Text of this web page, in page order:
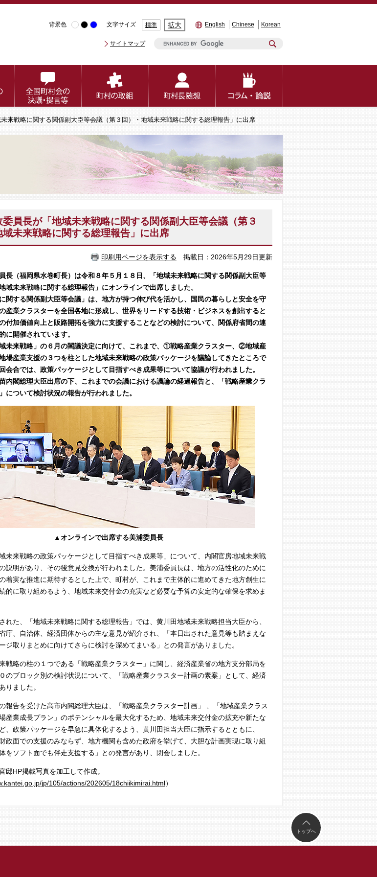
背景色 文字サイズ 標準 拡大 English Chinese Korean
サイトマップ
来戦略に関する関係副大臣等会議（第３回）・地域未来戦略に関する総理報告」に出席
委員長が「地域未来戦略に関する関係副大臣等会議（第３
域未来戦略に関する総理報告」に出席
印刷用ページを表示する 掲載日：2026年5月29日更新
長（福岡県水巻町長）は令和８年５月１８日、「地域未来戦略に関する関係副大臣等
域未来戦略に関する総理報告」にオンラインで出席しました。
関する関係副大臣等会議」は、地方が持つ伸び代を活かし、国民の暮らしと安全を守
産業クラスターを全国各地に形成し、世界をリードする技術・ビジネスを創出すると
付加価値向上と販路開拓を強力に支援することなどの検討について、関係府省間の連
に開催されています。
未来戦略」の６月の閣議決定に向けて、これまで、①戦略産業クラスター、②地域産
場産業支援の３つを柱とした地域未来戦略の政策パッケージを議論してきたところで
会合では、政策パッケージとして目指すべき成果等について協議が行われました。
内閣総理大臣出席の下、これまでの会議における議論の経過報告と、「戦略産業クラ
について検討状況の報告が行われました。
​▲オンラインで出席する美浦委員長
未来戦略の政策パッケージとして目指すべき成果等」について、内閣官房地域未来戦
説明があり、その後意見交換が行われました。美浦委員長は、地方の活性化のために
着実な推進に期待するとした上で、町村が、これまで主体的に進めてきた地方創生に
的に取り組めるよう、地域未来交付金の充実など必要な予算の安定的な確保を求めま
れた、「地域未来戦略に関する総理報告」では、黄川田地域未来戦略担当大臣から、
庁、自治体、経済団体からの主な意見が紹介され、「本日出された意見等も踏まえな
ジ取りまとめに向けてさらに検討を深めてまいる」との発言がありました。
戦略の柱の１つである「戦略産業クラスター」に関し、経済産業省の地方支分部局を
のブロック別の検討状況について、「戦略産業クラスター計画の素案」として、経済
りました。
報告を受けた高市内閣総理大臣は、「戦略産業クラスター計画」 、「地域産業クラス
産業成長プラン」のポテンシャルを最大化するため、地域未来交付金の拡充や新たな
、政策パッケージを早急に具体化するよう、黄川田担当大臣に指示するとともに、
政面での支援のみならず、地方機関も含めた政府を挙げて、大胆な計画実現に取り組
をソフト面でも伴走支援する」との発言があり、閉会しました。
HP掲載写真を加工して作成。
jp/105/actions/202605/18chiikimirai.html）
トップへ